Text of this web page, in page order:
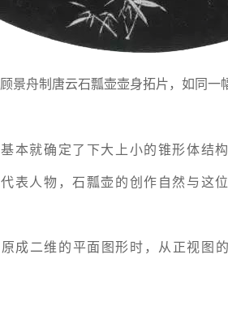
顾景舟制唐云石瓢壶壶身拓片，如同一
本就确定了下大上小的锥形体结
表人物，石瓢壶的创作自然与这
成二维的平面图形时，从正视图